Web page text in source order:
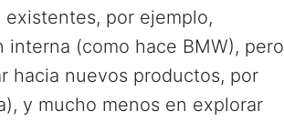
por ejemplo,
(como hace BMW), pero
hacia nuevos productos, por
y mucho menos en explorar